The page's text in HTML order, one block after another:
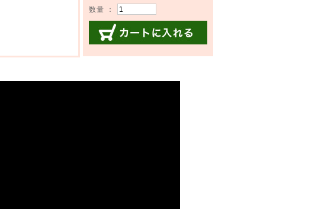
数量 ：